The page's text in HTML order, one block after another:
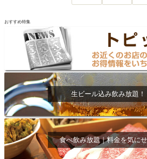
おすすめ特集
生ビール込み飲み放題！
食べ飲み放題｜料金を気に